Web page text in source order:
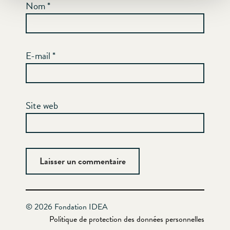
Nom*
E-mail*
Site web
© 2026 Fondation IDEA
Politique de protection des données personnelles